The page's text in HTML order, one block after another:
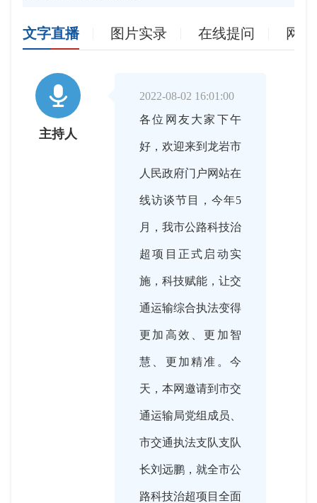
文字直播 图片实录 在线提问 网

主持人
2022-08-02 16:01:00
各位网友大家下午
好，欢迎来到龙岩市
人民政府门户网站在
线访谈节目，今年5
月，我市公路科技治
超项目正式启动实
施，科技赋能，让交
通运输综合执法变得
更加高效、更加智
慧、更加精准。今
天，本网邀请到市交
通运输局党组成员、
市交通执法支队支队
长刘远鹏，就全市公
路科技治超项目全面